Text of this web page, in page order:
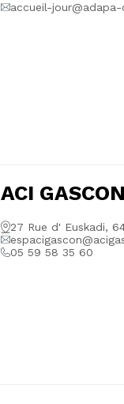
accueil-
ACI
27 Rue d' Euskadi,
05 59 58 35 60